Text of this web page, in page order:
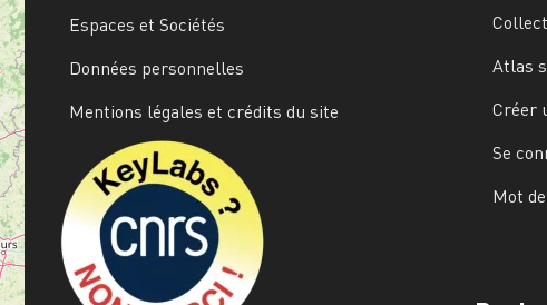
Espaces et Sociétés
Données personnelles
Mentions légales et crédits du site
Atlas
Créer
Se
Mot